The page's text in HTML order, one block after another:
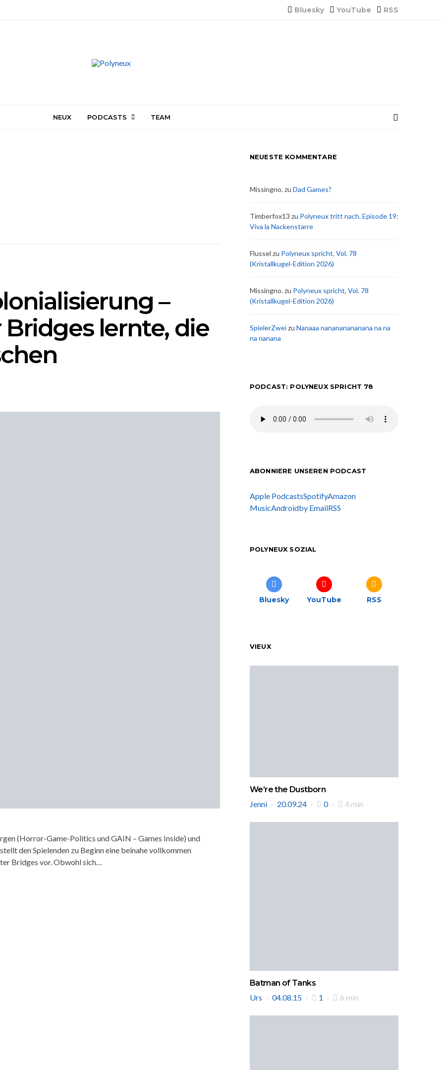
Bluesky YouTube RSS
NEUX PODCASTS TEAM
–
lernte, die
(Horror-Game-Politics und GAIN – Games Inside) und
den Spielenden zu Beginn eine beinahe vollkommen
Bridges vor. Obwohl sich…
NEUESTE KOMMENTARE
Missingno.zu Dad Games?
Timberfox13 zu Polyneux tritt nach. Episode 19:
Viva la Nackenstarre
Flussel zu Polyneux spricht, Vol. 78
(Kristallkugel-Edition 2026)
Missingno.zu Polyneux spricht, Vol. 78
(Kristallkugel-Edition 2026)
SpielerZweizu Nanaaa nanananananana na na
na nanana
PODCAST: POLYNEUX SPRICHT 78
ABONNIERE UNSEREN PODCAST
Apple PodcastsSpotifyAmazon
MusicAndroidby EmailRSS
POLYNEUX SOZIAL
Bluesky YouTube RSS
VIEUX
We’re the Dustborn
Jenni
20.09.24 0 4 min
Batman of Tanks
Urs
04.08.15 1 6 min